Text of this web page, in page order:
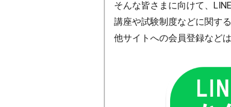
そんな皆さまに向けて、
講座や試験制度などに関す
他サイトへの会員登録など